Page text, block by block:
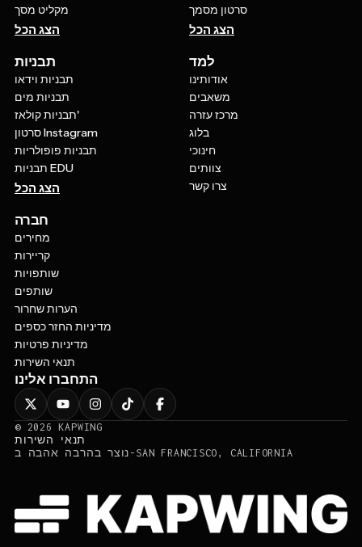
מקליט מסך
הצג הכל
סרטון מסמך
הצג הכל
תבניות
תבניות וידאו
תבניות מים
תבניות קולאז'
סרטון Instagram
תבניות פופולריות
תבניות EDU
הצג הכל
למד
אודותינו
משאבים
מרכז עזרה
בלוג
חינוכי
צוותים
צרו קשר
חברה
מחירים
קריירות
שותפויות
שותפים
הערות שחרור
מדיניות החזר כספים
מדיניות פרטיות
תנאי השירות
התחברו אלינו
© 2026
KAPWING
תנאי השירות
נוצר בהרבה אהבה ב-SAN FRANCISCO, CALIFORNIA